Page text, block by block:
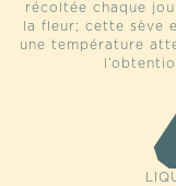
récoltée chaque
la fleur; cette sève
une température